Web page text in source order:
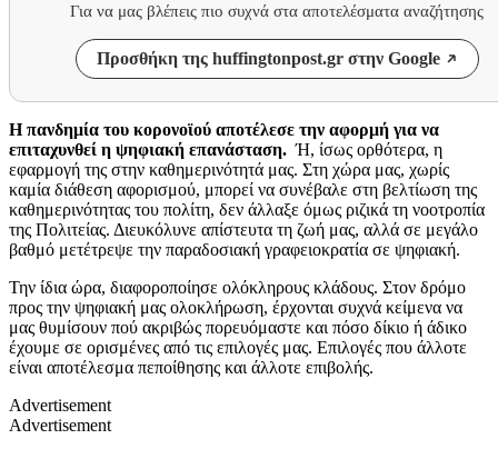
Για να μας βλέπεις πιο συχνά στα αποτελέσματα αναζήτησης
Προσθήκη της huffingtonpost.gr στην Google
Η πανδημία του κορονοϊού αποτέλεσε την αφορμή για να
επιταχυνθεί η ψηφιακή επανάσταση.Ή, ίσως ορθότερα, η
εφαρμογή της στην καθημερινότητά μας. Στη χώρα μας, χωρίς
καμία διάθεση αφορισμού, μπορεί να συνέβαλε στη βελτίωση της
καθημερινότητας του πολίτη, δεν άλλαξε όμως ριζικά τη νοοτροπία
της Πολιτείας. Διευκόλυνε απίστευτα τη ζωή μας, αλλά σε μεγάλο
βαθμό μετέτρεψε την παραδοσιακή γραφειοκρατία σε ψηφιακή.
Την ίδια ώρα, διαφοροποίησε ολόκληρους κλάδους. Στον δρόμο
προς την ψηφιακή μας ολοκλήρωση, έρχονται συχνά κείμενα να
μας θυμίσουν πού ακριβώς πορευόμαστε και πόσο δίκιο ή άδικο
έχουμε σε ορισμένες από τις επιλογές μας. Επιλογές που άλλοτε
είναι αποτέλεσμα πεποίθησης και άλλοτε επιβολής.
Advertisement
Advertisement